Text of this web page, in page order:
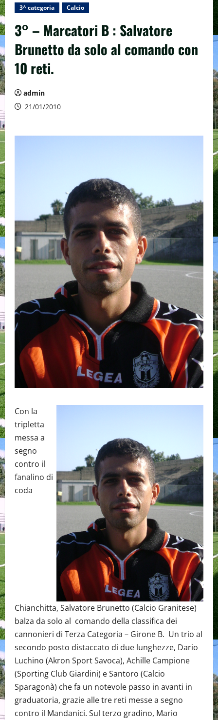
3^ categoria Calcio
3° – Marcatori B : Salvatore
Brunetto da solo al comando con
10 reti.
admin
21/01/2010
Con la
tripletta
messa a
segno
contro il
fanalino di
coda
Chianchitta, Salvatore Brunetto (Calcio Granitese)
balza da solo al comando della classifica dei
cannonieri di Terza Categoria – Girone B. Un trio al
secondo posto distaccato di due lunghezze, Dario
Luchino (Akron Sport Savoca), Achille Campione
(Sporting Club Giardini) e Santoro (Calcio
Sparagonà) che fa un notevole passo in avanti in
graduatoria, grazie alle tre reti messe a segno
contro il Mandanici. Sul terzo gradino, Mario